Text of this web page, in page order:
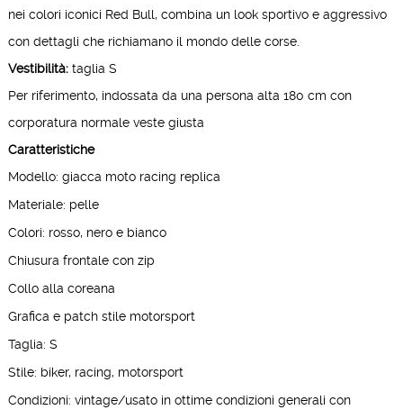
nei colori iconici Red Bull, combina un look sportivo e aggressivo
con dettagli che richiamano il mondo delle corse.
Vestibilità:taglia S
Per riferimento, indossata da una persona alta 180 cm con
corporatura normale veste giusta
Caratteristiche
Modello: giacca moto racing replica
Materiale: pelle
Colori: rosso, nero e bianco
Chiusura frontale con zip
Collo alla coreana
Grafica e patch stile motorsport
Taglia: S
Stile: biker, racing, motorsport
Condizioni: vintage/usato in ottime condizioni generali con